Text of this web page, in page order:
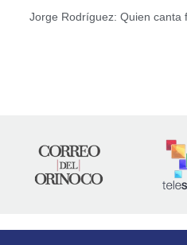
Jorge Rodríguez: Quien canta